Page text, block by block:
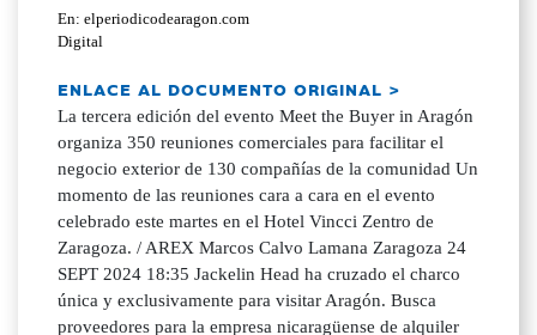
En: elperiodicodearagon.com
Digital
ENLACE AL DOCUMENTO ORIGINAL >
La tercera edición del evento Meet the Buyer in Aragón
organiza 350 reuniones comerciales para facilitar el
negocio exterior de 130 compañías de la comunidad Un
momento de las reuniones cara a cara en el evento
celebrado este martes en el Hotel Vincci Zentro de
Zaragoza. / AREX Marcos Calvo Lamana Zaragoza 24
SEPT 2024 18:35 Jackelin Head ha cruzado el charco
única y exclusivamente para visitar Aragón. Busca
proveedores para la empresa nicaragüense de alquiler